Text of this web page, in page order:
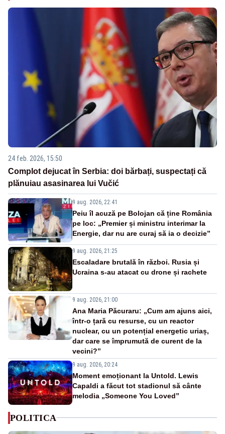
24 feb. 2026, 15:50
Complot dejucat în Serbia: doi bărbați, suspectați că
plănuiau asasinarea lui Vučić
9 aug. 2026, 22:41
Peiu îl acuză pe Bolojan că ține România
pe loc: „Premier și ministru interimar la
Energie, dar nu are curaj să ia o decizie”
9 aug. 2026, 21:25
Escaladare brutală în război. Rusia și
Ucraina s-au atacat cu drone și rachete
9 aug. 2026, 21:00
Ana Maria Păcuraru: „Cum am ajuns aici,
într-o țară cu resurse, cu un reactor
nuclear, cu un potențial energetic uriaș,
dar care se împrumută de curent de la
vecini?”
9 aug. 2026, 20:24
Moment emoționant la Untold. Lewis
Capaldi a făcut tot stadionul să cânte
melodia „Someone You Loved”
POLITICA